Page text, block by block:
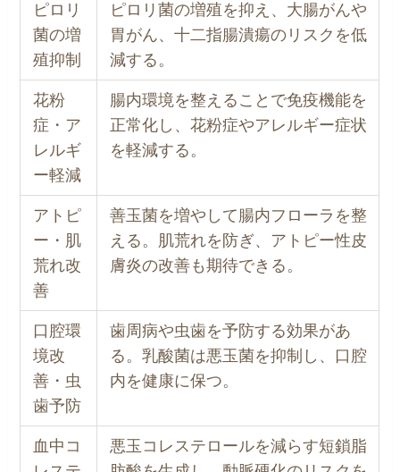
ピロリ
菌の増
殖抑制
ピロリ菌の増殖を抑え、大腸がんや
胃がん、十二指腸潰瘍のリスクを低
減する。
花粉
症・ア
レルギ
ー軽減
腸内環境を整えることで免疫機能を
正常化し、花粉症やアレルギー症状
を軽減する。
アトピ
ー・肌
荒れ改
善
善玉菌を増やして腸内フローラを整
える。肌荒れを防ぎ、アトピー性皮
膚炎の改善も期待できる。
口腔環
境改
善・虫
歯予防
歯周病や虫歯を予防する効果があ
る。乳酸菌は悪玉菌を抑制し、口腔
内を健康に保つ。
血中コ
悪玉コレステロールを減らす短鎖脂